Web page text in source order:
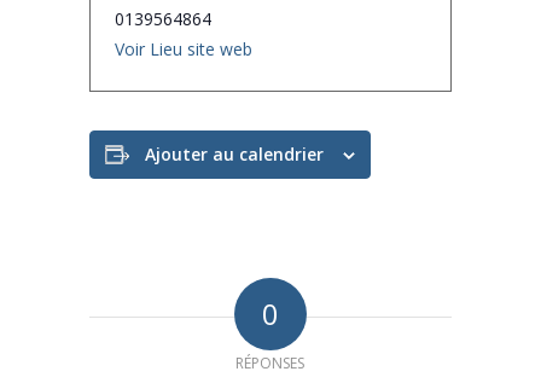
0139564864
Voir Lieu site web
Ajouter au calendrier
0
RÉPONSES